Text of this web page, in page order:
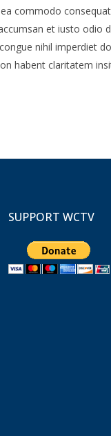
commodo
et iusto odio
nihil imperdiet
habent claritatem
SUPPORT WCTV